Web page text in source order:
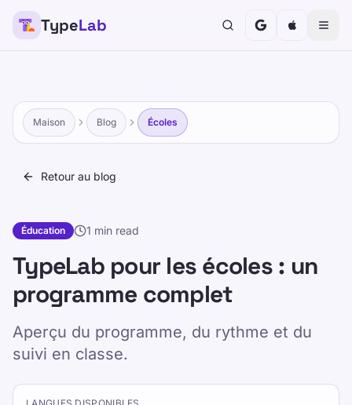
TypeLab
Maison Blog Écoles
Retour au blog
Éducation 1 min read
TypeLab pour les écoles : un
programme complet
Aperçu du programme, du rythme et du
suivi en classe.